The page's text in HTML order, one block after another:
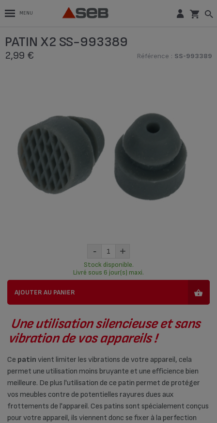
MENU
PATIN X2 SS-993389
Référence : SS-993389
2,99 €
Une utilisation silencieuse et sans
vibration de vos appareils !
Ce patin vient limiter les vibrations de votre appareil, cela
permet une utilisation moins bruyante et une efficience bien
meilleure. De plus l'utilisation de ce patin permet de protéger
vos meubles contre de potentielles rayures dues aux
frottements de l'appareil. Ces patins sont spécialement conçus
pour votre appareil, ils viennent donc se fixer à la perfection
- +
Stock disponible.
Livré sous 6 jour(s) maxi.
AJOUTER AU PANIER